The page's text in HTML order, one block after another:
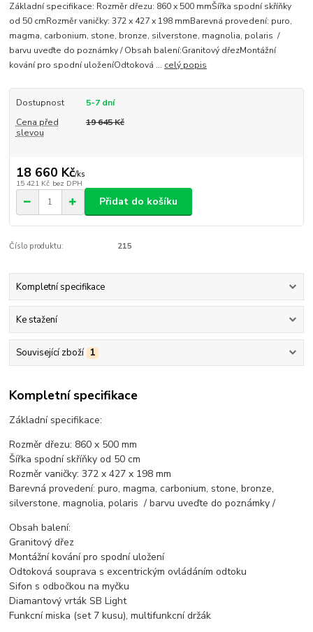
Základní specifikace: Rozměr dřezu: 860 x 500 mmŠířka spodní skříňky
od 50 cmRozměr vaničky: 372 x 427 x 198 mmBarevná provedení: puro,
magma, carbonium, stone, bronze, silverstone, magnolia, polaris /
barvu uveďte do poznámky / Obsah balení:Granitový dřezMontážní
kování pro spodní uloženíOdtoková ... celý popis
Dostupnost
5-7 dní
Cena před
slevou
19 645 Kč
18 660 Kč/ks
15 421 Kč bez DPH
Přidat do košíku
Číslo produktu: 215
Kompletní specifikace
Ke stažení
Související zboží 1
Kompletní specifikace
Základní specifikace:
Rozměr dřezu: 860 x 500 mm
Šířka spodní skříňky od 50 cm
Rozměr vaničky: 372 x 427 x 198 mm
Barevná provedení: puro, magma, carbonium, stone, bronze,
silverstone, magnolia, polaris / barvu uveďte do poznámky /
Obsah balení:
Granitový dřez
Montážní kování pro spodní uložení
Odtoková souprava s excentrickým ovládáním odtoku
Sifon s odbočkou na myčku
Diamantový vrták SB Light
Funkcní miska (set 7 kusu), multifunkcní držák